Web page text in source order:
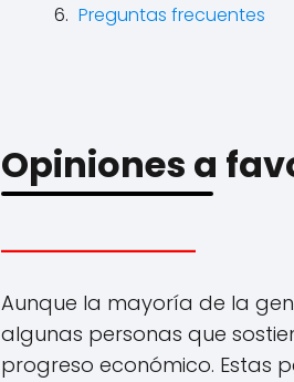
Preguntas frecuentes
Opiniones a
Aunque la mayoría de la
algunas personas que
progreso económico. Estas